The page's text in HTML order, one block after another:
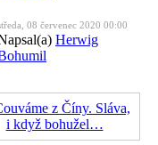
08 červenec 2020 00:00
Herwig